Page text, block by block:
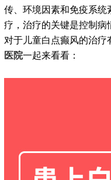
传、环境因素和免疫系统
疗，治疗的关键是控制病
对于儿童白点癫风的治疗
医院一起来看看：